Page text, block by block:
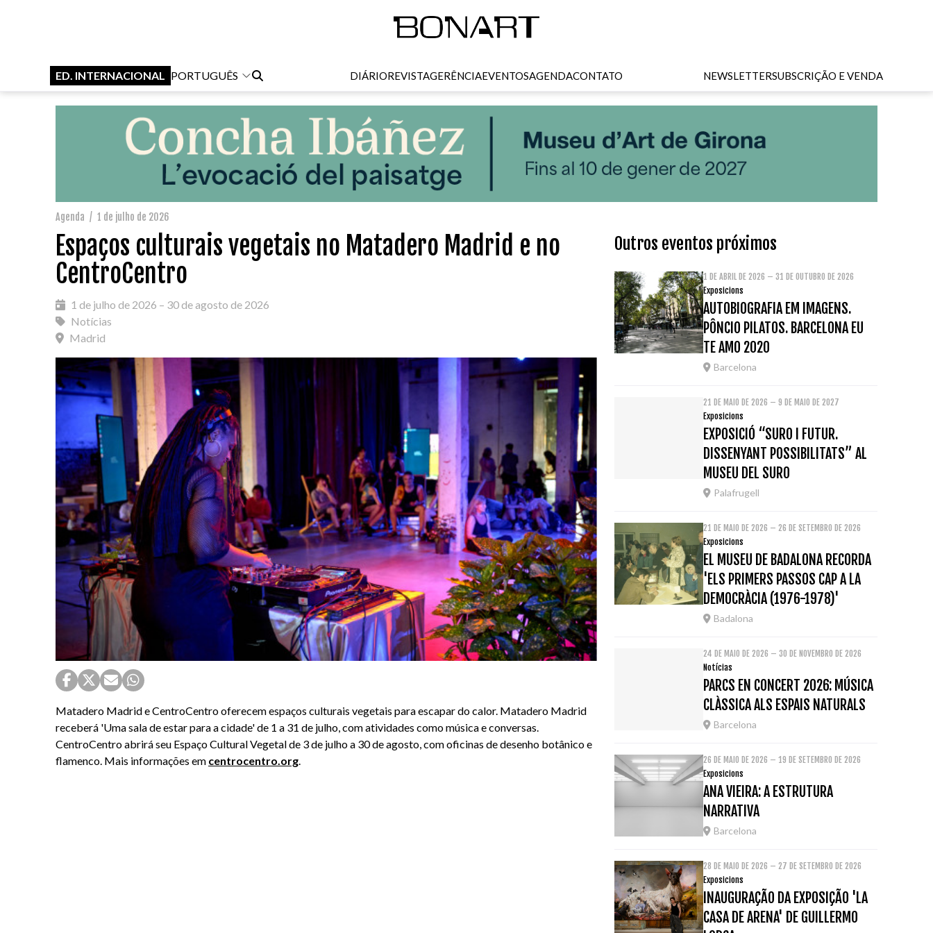
ED. INTERNACIONAL PORTUGUÊS DIÁRIOREVISTAGERÊNCIAEVENTOSAGENDACONTATO NEWSLETTERSUBSCRIÇÃO E VENDA
Agenda / 1 de julho de 2026
Espaços culturais vegetais no Matadero Madrid e no
CentroCentro
1 de julho de 2026 – 30 de agosto de 2026
Notícias
Madrid
Matadero Madrid e CentroCentro oferecem espaços culturais vegetais para escapar do calor. Matadero Madrid
receberá 'Uma sala de estar para a cidade' de 1 a 31 de julho, com atividades como música e conversas.
CentroCentro abrirá seu Espaço Cultural Vegetal de 3 de julho a 30 de agosto, com oficinas de desenho botânico e
flamenco. Mais informações em centrocentro.org.
Outros eventos próximos
1 DE ABRIL DE 2026 – 31 DE OUTUBRO DE 2026
Exposicions
AUTOBIOGRAFIA EM IMAGENS.
PÔNCIO PILATOS. BARCELONA EU
TE AMO 2020
Barcelona
21 DE MAIO DE 2026 – 9 DE MAIO DE 2027
Exposicions
EXPOSICIÓ “SURO I FUTUR.
DISSENYANT POSSIBILITATS” AL
MUSEU DEL SURO
Palafrugell
21 DE MAIO DE 2026 – 26 DE SETEMBRO DE 2026
Exposicions
EL MUSEU DE BADALONA RECORDA
'ELS PRIMERS PASSOS CAP A LA
DEMOCRÀCIA (1976-1978)'
Badalona
24 DE MAIO DE 2026 – 30 DE NOVEMBRO DE 2026
Notícias
PARCS EN CONCERT 2026: MÚSICA
CLÀSSICA ALS ESPAIS NATURALS
Barcelona
26 DE MAIO DE 2026 – 19 DE SETEMBRO DE 2026
Exposicions
ANA VIEIRA: A ESTRUTURA
NARRATIVA
Barcelona
28 DE MAIO DE 2026 – 27 DE SETEMBRO DE 2026
Exposicions
INAUGURAÇÃO DA EXPOSIÇÃO 'LA
CASA DE ARENA' DE GUILLERMO